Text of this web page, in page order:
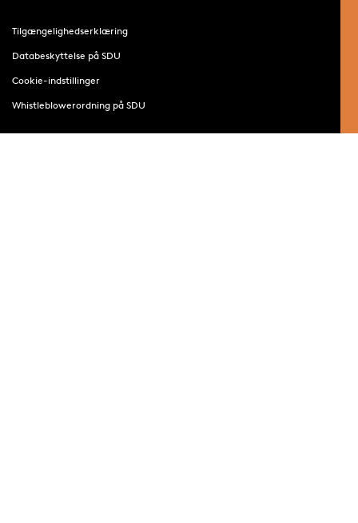
Tilgængelighedserklæring
Databeskyttelse på SDU
Cookie-indstillinger
Whistleblowerordning på SDU